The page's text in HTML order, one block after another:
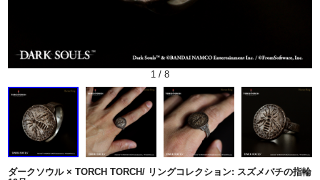
1 / 8
ダークソウル × TORCH TORCH/ リングコレクション: スズメバチの指輪